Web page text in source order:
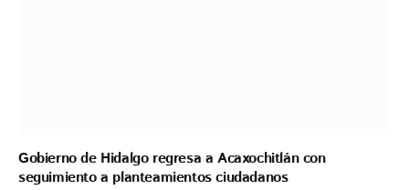
Gobierno de Hidalgo regresa a Acaxochitlán con
seguimiento a planteamientos ciudadanos